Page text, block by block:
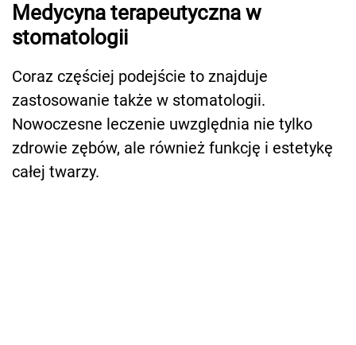
Medycyna terapeutyczna w
stomatologii
Coraz częściej podejście to znajduje
zastosowanie także w stomatologii.
Nowoczesne leczenie uwzględnia nie tylko
zdrowie zębów, ale również funkcję i estetykę
całej twarzy.